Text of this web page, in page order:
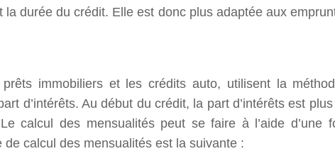
durée du crédit. Elle est donc plus adaptée aux
immobiliers et les crédits auto, utilisent la
d’intérêts. Au début du crédit, la part d’intérêts est
calcul des mensualités peut se faire à l’aide d’une
calcul des mensualités est la suivante :